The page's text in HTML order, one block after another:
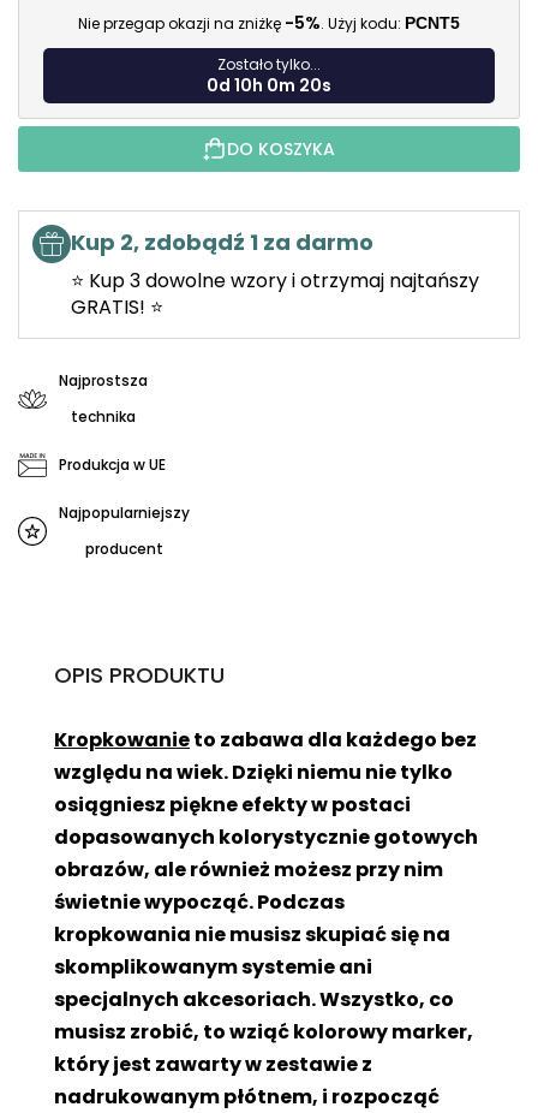
Nie przegap okazji na zniżkę -5%. Użyj kodu: PCNT5
Zostało tylko...
0d 10h 0m 19s
DO KOSZYKA
Kup 2, zdobądź 1 za darmo
⭐ Kup 3 dowolne wzory i otrzymaj najtańszy
GRATIS! ⭐
Najprostsza
technika
Produkcja w UE
Najpopularniejszy
producent
OPIS PRODUKTU
Kropkowanieto zabawa dla każdego bez
względu na wiek. Dzięki niemu nie tylko
osiągniesz piękne efekty w postaci
dopasowanych kolorystycznie gotowych
obrazów, ale również możesz przy nim
świetnie wypocząć. Podczas
kropkowania nie musisz skupiać się na
skomplikowanym systemie ani
specjalnych akcesoriach. Wszystko, co
musisz zrobić, to wziąć kolorowy marker,
który jest zawarty w zestawie z
nadrukowanym płótnem, i rozpocząć